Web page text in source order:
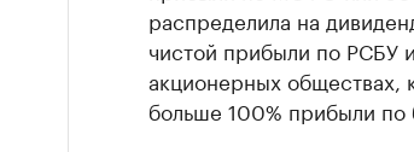
распределила на
чистой прибыли по РСБУ
акционерных обществах,
больше 100% прибыли по